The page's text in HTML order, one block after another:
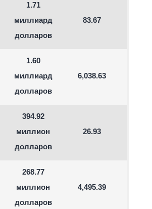
1.71
миллиард
долларов
83.67
1.60
миллиард
долларов
6,038.63
394.92
миллион
долларов
26.93
268.77
миллион
долларов
4,495.39